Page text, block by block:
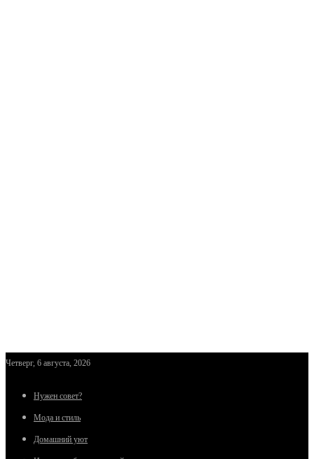
Четверг, 6 августа, 2026
Нужен совет?
Мода и стиль
Домашний уют